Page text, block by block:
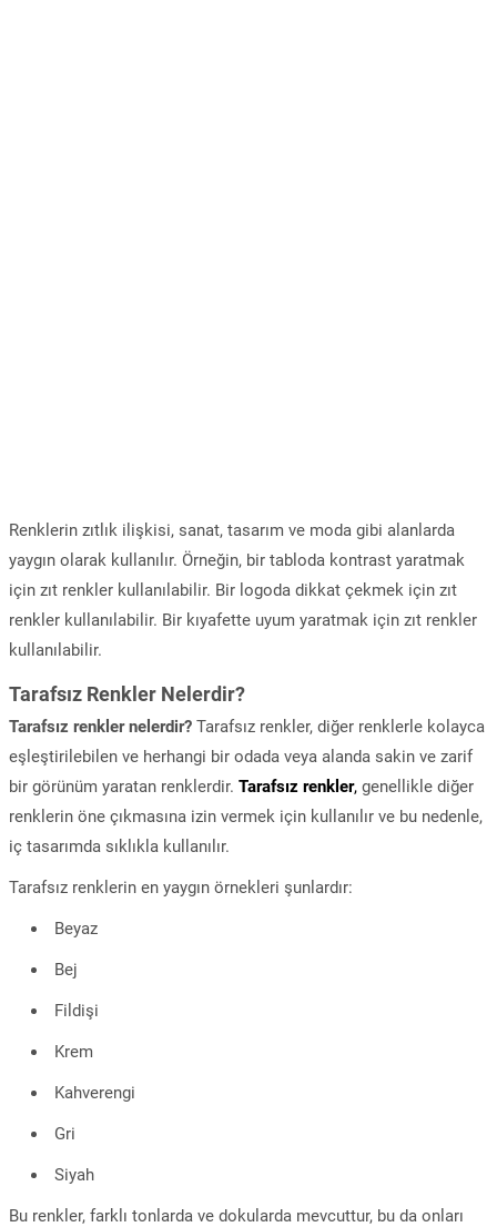
Renklerin zıtlık ilişkisi, sanat, tasarım ve moda gibi alanlarda
yaygın olarak kullanılır. Örneğin, bir tabloda kontrast yaratmak
için zıt renkler kullanılabilir. Bir logoda dikkat çekmek için zıt
renkler kullanılabilir. Bir kıyafette uyum yaratmak için zıt renkler
kullanılabilir.
Tarafsız Renkler Nelerdir?
Tarafsız renkler nelerdir? Tarafsız renkler, diğer renklerle kolayca
eşleştirilebilen ve herhangi bir odada veya alanda sakin ve zarif
bir görünüm yaratan renklerdir. Tarafsız renkler, genellikle diğer
renklerin öne çıkmasına izin vermek için kullanılır ve bu nedenle,
iç tasarımda sıklıkla kullanılır.
Tarafsız renklerin en yaygın örnekleri şunlardır:
Beyaz
Bej
Fildişi
Krem
Kahverengi
Gri
Siyah
Bu renkler, farklı tonlarda ve dokularda mevcuttur, bu da onları